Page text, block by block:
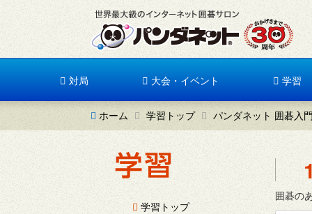
対局 大会・イベント 学習
ホーム 学習トップ パンダネット 囲碁入
学習トップ
囲碁の